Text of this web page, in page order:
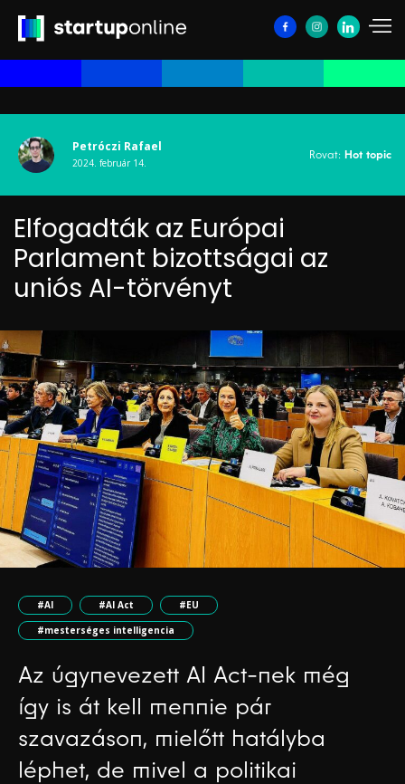
Petróczi Rafael
2024. február 14.
Rovat: Hot topic
Elfogadták az Európai
Parlament bizottságai az
uniós AI-törvényt
#AI #AI Act
#EU
#mesterséges intelligencia
Az úgynevezett AI Act-nek még
így is át kell mennie pár
szavazáson, mielőtt hatályba
léphet, de mivel a politikai